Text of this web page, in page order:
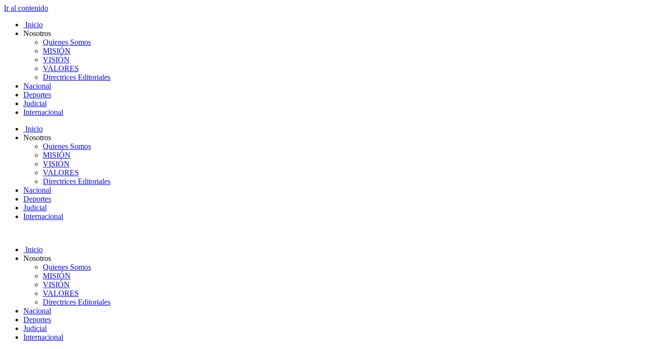
Ir al contenido
Inicio
Nosotros
Quienes Somos
MISIÓN
VISIÓN
VALORES
Directrices Editoriales
Nacional
Deportes
Judicial
Internacional
Inicio
Nosotros
Quienes Somos
MISIÓN
VISIÓN
VALORES
Directrices Editoriales
Nacional
Deportes
Judicial
Internacional
Inicio
Nosotros
Quienes Somos
MISIÓN
VISIÓN
VALORES
Directrices Editoriales
Nacional
Deportes
Judicial
Internacional